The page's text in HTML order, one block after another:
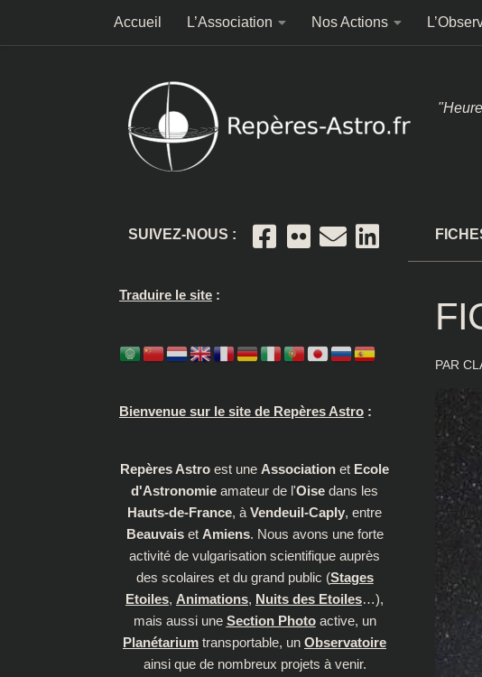
Skip to contentAccueil L’Association Nos Actions
PAR
SUIVEZ-NOUS :
Traduire le site :
Bienvenue sur le site de Repères Astro :
Repères Astro est une Association et Ecole
d'Astronomie amateur de l'Oise dans les
Hauts-de-France, à Vendeuil-Caply, entre
Beauvaiset Amiens. Nous avons une forte
activité de vulgarisation scientifique auprès
des scolaires et du grand public (Stages
Etoiles, Animations, Nuits des Etoiles…),
mais aussi une Section Photoactive, un
Planétarium transportable, un Observatoire
ainsi que de nombreux projets à venir.